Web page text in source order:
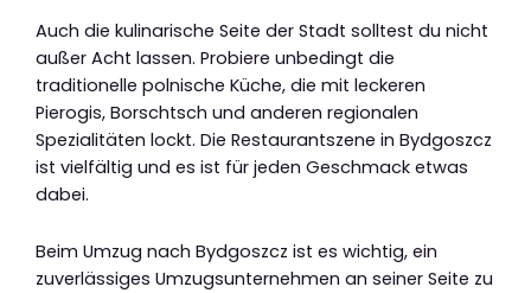
Auch die kulinarische Seite der Stadt solltest du nicht
außer Acht lassen. Probiere unbedingt die
traditionelle polnische Küche, die mit leckeren
Pierogis, Borschtsch und anderen regionalen
Spezialitäten lockt. Die Restaurantszene in Bydgoszcz
ist vielfältig und es ist für jeden Geschmack etwas
dabei.
Beim Umzug nach Bydgoszcz ist es wichtig, ein
zuverlässiges Umzugsunternehmen an seiner Seite zu